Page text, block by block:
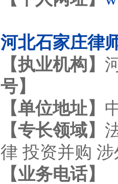
河北石家庄律
【执业机构】
号】
【单位地址】
【专长领域】
律 投资并购
【业务电话】